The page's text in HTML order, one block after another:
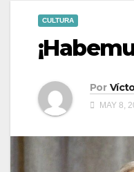
CULTURA
Por
MAY 8,